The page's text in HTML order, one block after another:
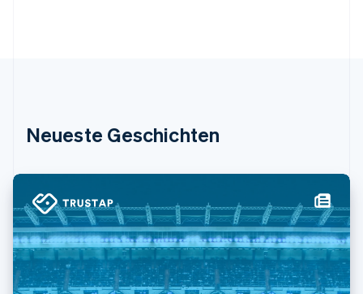
Neueste Geschichten
English
English
Luxemburg
FrançaisDeutschEnglish
Malaysia
English 简体中文
Malta